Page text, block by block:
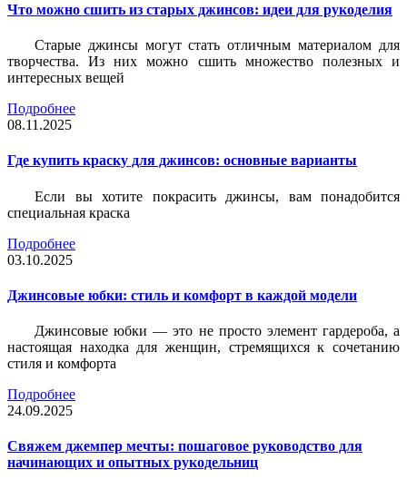
Что можно сшить из старых джинсов: идеи для рукоделия
Старые джинсы могут стать отличным материалом для
творчества. Из них можно сшить множество полезных и
интересных вещей
Подробнее
08.11.2025
Где купить краску для джинсов: основные варианты
Если вы хотите покрасить джинсы, вам понадобится
специальная краска
Подробнее
03.10.2025
Джинсовые юбки: стиль и комфорт в каждой модели
Джинсовые юбки — это не просто элемент гардероба, а
настоящая находка для женщин, стремящихся к сочетанию
стиля и комфорта
Подробнее
24.09.2025
Свяжем джемпер мечты: пошаговое руководство для
начинающих и опытных рукодельниц